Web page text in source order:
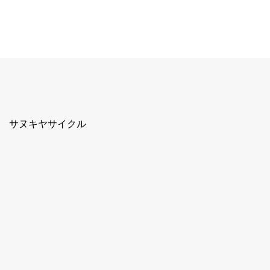
サヌキヤサイクル